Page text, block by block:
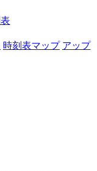
時刻表マップ アップ